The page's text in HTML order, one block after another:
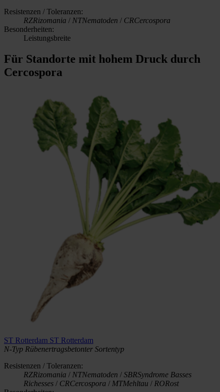
Resistenzen / Toleranzen:
RZRizomania / NTNematoden / CRCercospora
Besonderheiten:
Leistungsbreite
Für Standorte mit hohem Druck durch
Cercospora
ST Rotterdam ST Rotterdam
N-Typ Rübenertragsbetonter Sortentyp
Resistenzen / Toleranzen:
RZRizomania / NTNematoden / SBRSyndrome Basses
Richesses / CRCercospora / MTMehltau / RORost